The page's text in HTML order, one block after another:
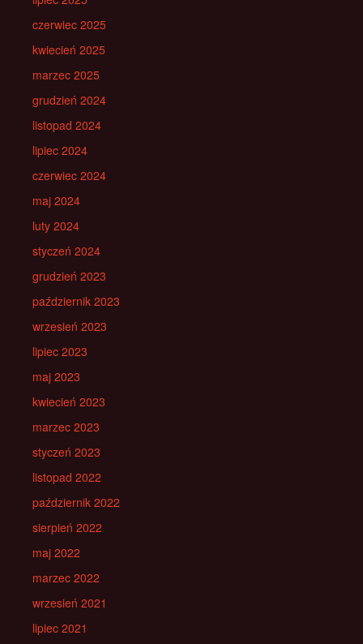
czerwiec 2025
kwiecień 2025
marzec 2025
grudzień 2024
listopad 2024
lipiec 2024
czerwiec 2024
maj 2024
luty 2024
styczeń 2024
grudzień 2023
październik 2023
wrzesień 2023
lipiec 2023
maj 2023
kwiecień 2023
marzec 2023
styczeń 2023
listopad 2022
październik 2022
sierpień 2022
maj 2022
marzec 2022
wrzesień 2021
lipiec 2021